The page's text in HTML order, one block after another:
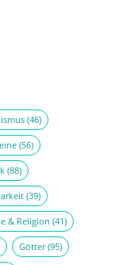
(46)
(56)
(88)
(39)
& Religion (41)
Götter(95)